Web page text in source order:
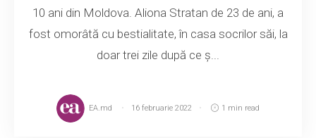
10 ani din Moldova. Aliona Stratan de 23 de ani, a
fost omorâtă cu bestialitate, în casa socrilor săi, la
doar trei zile după ce ș...
EA.md 16 februarie 2022 1 min read